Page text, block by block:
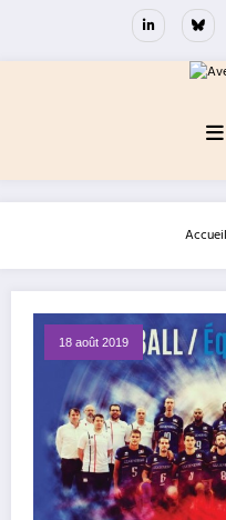
Accueil
18 août 2019